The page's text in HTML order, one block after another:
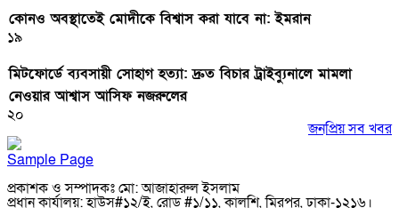
কোনও অবস্থাতেই মোদীকে বিশ্বাস করা যাবে না: ইমরান
১৯
মিটফোর্ডে ব্যবসায়ী সোহাগ হত্যা: দ্রুত বিচার ট্রাইব্যুনালে মামলা
নেওয়ার আশ্বাস আসিফ নজরুলের
২০
জনপ্রিয় সব খবর
Sample Page
প্রকাশক ও সম্পাদকঃ মো: আজাহারুল ইসলাম
প্রধান কার্যালয়: হাউস#১২/ই, রোড #১/১১, কালশি, মিরপুর, ঢাকা-১২১৬।